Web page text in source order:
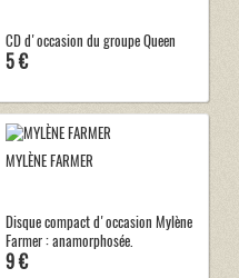
CD d'occasion du groupe Queen
5 €
MYLÈNE FARMER
Disque compact d'occasion Mylène
Farmer : anamorphosée.
9 €